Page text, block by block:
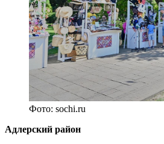
Фото: sochi.ru
Адлерский район